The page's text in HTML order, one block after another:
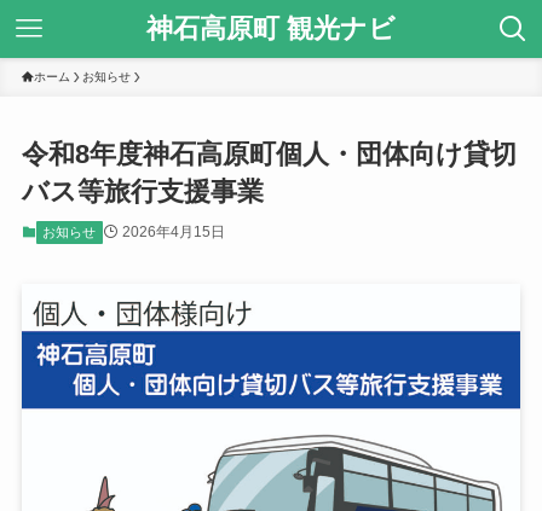
神石高原町 観光ナビ
ホーム お知らせ
令和8年度神石高原町個人・団体向け貸切
バス等旅行支援事業
お知らせ 2026年4月15日